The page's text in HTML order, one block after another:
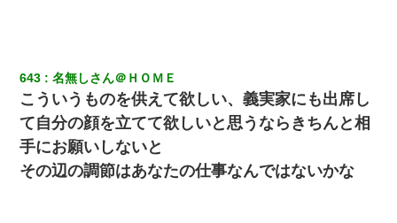
643 名無しさん＠ＨＯＭＥ
こういうものを供えて欲しい、義実家にも出席し
て自分の顔を立てて欲しいと思うならきちんと相
手にお願いしないと
その辺の調節はあなたの仕事なんではないかな